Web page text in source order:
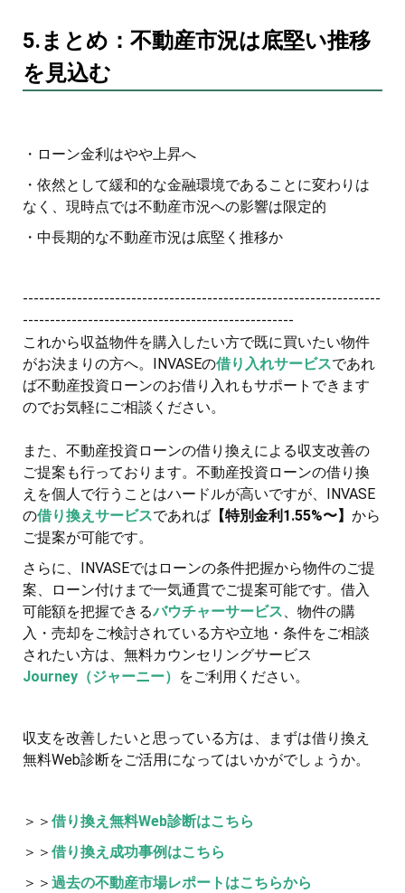
5.まとめ： 不動産市況は底堅い推移
を見込む
・ローン金利はやや上昇へ
・依然として緩和的な金融環境であることに変わりは
なく、現時点では不動産市況への影響は限定的
・中長期的な不動産市況は底堅く推移か
------------------------------------------------------------------
--------------------------------------------------
これから収益物件を購入したい方で既に買いたい物件
がお決まりの方へ。INVASEの借り入れサービスであれ
ば不動産投資ローンのお借り入れもサポートできます
のでお気軽にご相談ください。
また、不動産投資ローンの借り換えによる収支改善の
ご提案も行っております。不動産投資ローンの借り換
えを個人で行うことはハードルが高いですが、INVASE
の借り換えサービスであれば 【特別金利1.55%〜】 から
ご提案が可能です。
さらに、INVASEではローンの条件把握から物件のご提
案、ローン付けまで一気通貫でご提案可能です。借入
可能額を把握できるバウチャーサービス、物件の購
入・売却をご検討されている方や立地・条件をご相談
されたい方は、無料カウンセリングサービス
Journey（ジャーニー） をご利用ください。
収支を改善したいと思っている方は、まずは借り換え
無料Web診断をご活用になってはいかがでしょうか。
＞＞ 借り換え無料Web診断はこちら
＞＞ 借り換え成功事例はこちら
＞＞ 過去の不動産市場レポートはこちらから